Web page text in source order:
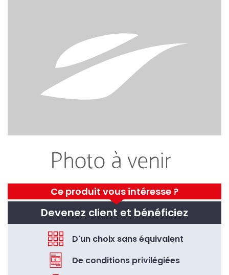
Ce produit vous intéresse ?
Devenez client et bénéficiez
D'un choix sans équivalent
De conditions privilégiées